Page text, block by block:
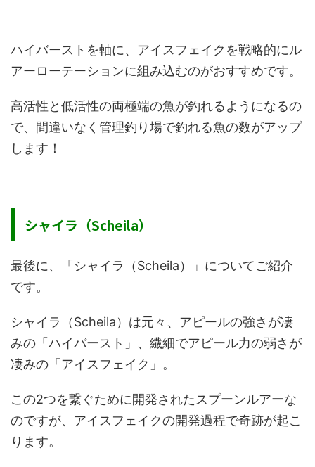
ハイバーストを軸に、アイスフェイクを戦略的にル
アーローテーションに組み込むのがおすすめです。
高活性と低活性の両極端の魚が釣れるようになるの
で、間違いなく管理釣り場で釣れる魚の数がアップ
します！
シャイラ（Scheila）
最後に、「シャイラ（Scheila）」についてご紹介
です。
シャイラ（Scheila）は元々、アピールの強さが凄
みの「ハイバースト」、繊細でアピール力の弱さが
凄みの「アイスフェイク」。
この2つを繋ぐために開発されたスプーンルアーな
のですが、アイスフェイクの開発過程で奇跡が起こ
ります。